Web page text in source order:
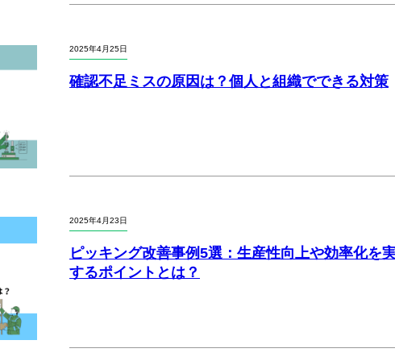
2025年4月25日
確認不足ミスの原因は？個人と組織でできる対策
2025年4月23日
ピッキング改善事例5選：生産性向上や効率化を
するポイントとは？